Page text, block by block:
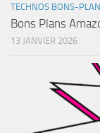
TECHNOS BONS-
Bons Plans
13 JANVIER 2026